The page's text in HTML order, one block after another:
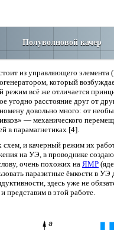
Полуволновой качер
из управляющего
который
всё же отличается
расстояние друг от
довольно много: от
— механического
в парамагнетиках [4].
и качерный режим их
на УЭ, в проводнике
очень похожих на ЯМР
паразитные ёмкости в УЭ
здесь уже не
в этой работе.